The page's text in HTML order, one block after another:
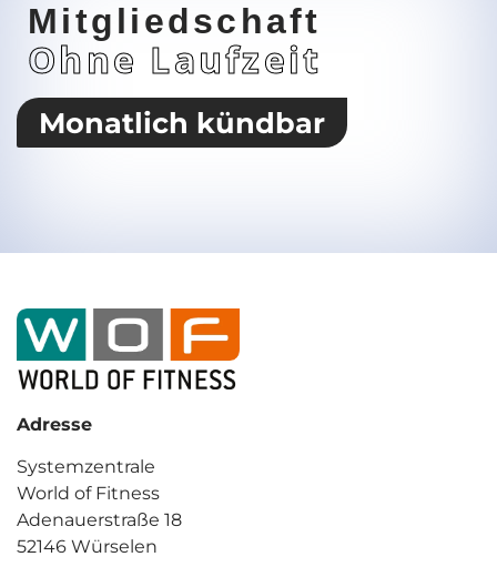
Mitgliedschaft
Ohne Laufzeit
Monatlich kündbar
Adresse
Systemzentrale
World of Fitness
Adenauerstraße 18
52146 Würselen